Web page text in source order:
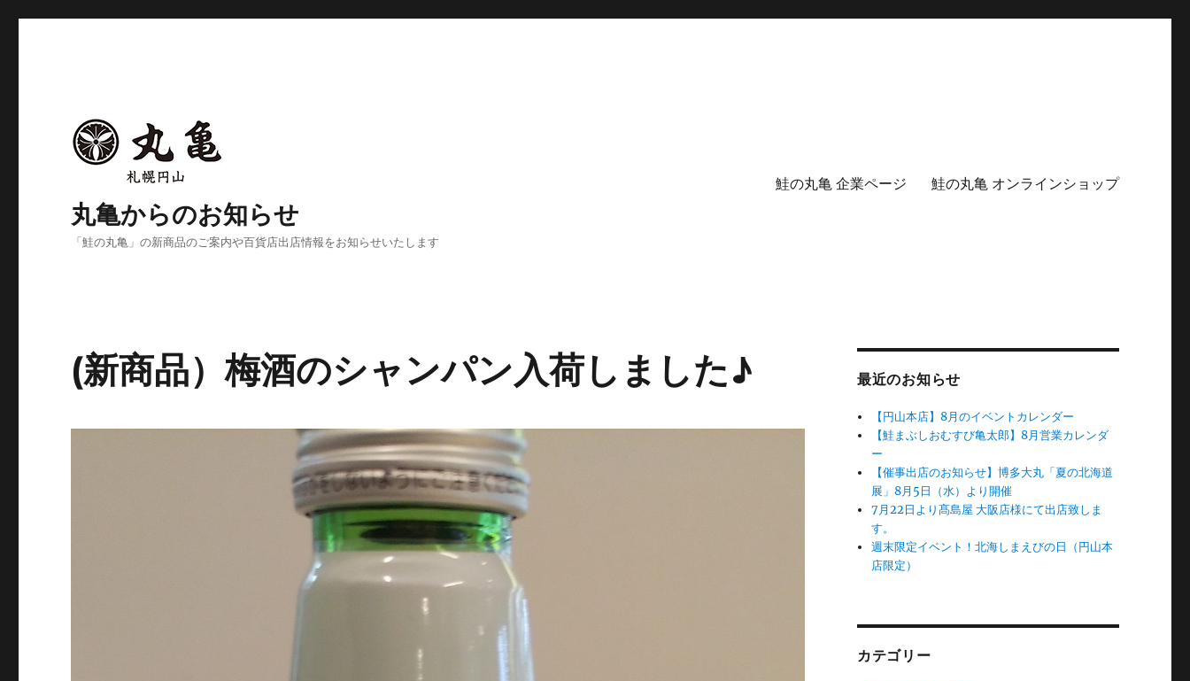
丸亀からのお知らせ
「鮭の丸亀」の新商品のご案内や百貨店出店情報をお知らせいたします
鮭の丸亀 企業ページ 鮭の丸亀 オンラインショップ
(新商品）梅酒のシャンパン入荷しました♪ 最近のお知らせ
【円山本店】8月のイベントカレンダー
【鮭まぶしおむすび亀太郎】8月営業カレンダ
ー
【催事出店のお知らせ】博多大丸「夏の北海道
展」8月5日（水）より開催
7月22日より髙島屋 大阪店様にて出店致しま
す。
週末限定イベント！北海しまえびの日（円山本
店限定）
カテゴリー